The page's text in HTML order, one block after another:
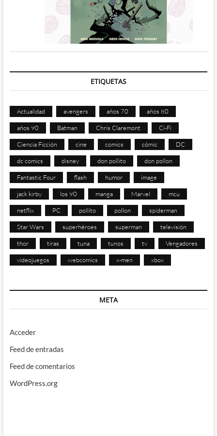
ETIQUETAS
Actualidad avengers años 70 años 80
años 90 Batman Chris Claremont Ci-Fi
Ciencia Ficción cine comics cómic DC
dc comics disney don pollito don pollon
Fantastic Four flash humor image
jack kirby los 90 manga Marvel mcu
netflix PC pollito pollon spiderman
Star Wars superhéroes superman televisión
thor tiras tuna tunos tv Vengadores
videojuegos webcomics x-men xbox
META
Acceder
Feed de entradas
Feed de comentarios
WordPress.org